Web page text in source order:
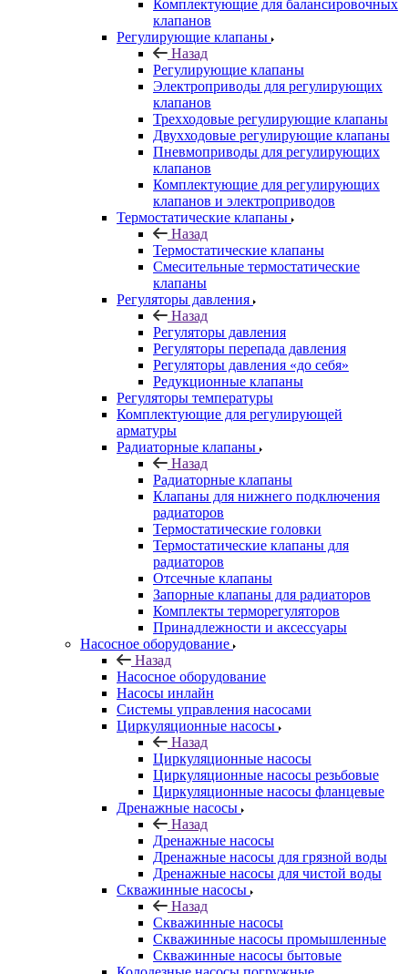
Комплектующие для балансировочных
клапанов
Регулирующие клапаны
Назад
Регулирующие клапаны
Электроприводы для регулирующих
клапанов
Трехходовые регулирующие клапаны
Двухходовые регулирующие клапаны
Пневмоприводы для регулирующих
клапанов
Комплектующие для регулирующих
клапанов и электроприводов
Термостатические клапаны
Назад
Термостатические клапаны
Смесительные термостатические
клапаны
Регуляторы давления
Назад
Регуляторы давления
Регуляторы перепада давления
Регуляторы давления «до себя»
Редукционные клапаны
Регуляторы температуры
Комплектующие для регулирующей
арматуры
Радиаторные клапаны
Назад
Радиаторные клапаны
Клапаны для нижнего подключения
радиаторов
Термостатические головки
Термостатические клапаны для
радиаторов
Отсечные клапаны
Запорные клапаны для радиаторов
Комплекты терморегуляторов
Принадлежности и аксессуары
Насосное оборудование
Назад
Насосное оборудование
Насосы инлайн
Системы управления насосами
Циркуляционные насосы
Назад
Циркуляционные насосы
Циркуляционные насосы резьбовые
Циркуляционные насосы фланцевые
Дренажные насосы
Назад
Дренажные насосы
Дренажные насосы для грязной воды
Дренажные насосы для чистой воды
Скважинные насосы
Назад
Скважинные насосы
Скважинные насосы промышленные
Скважинные насосы бытовые